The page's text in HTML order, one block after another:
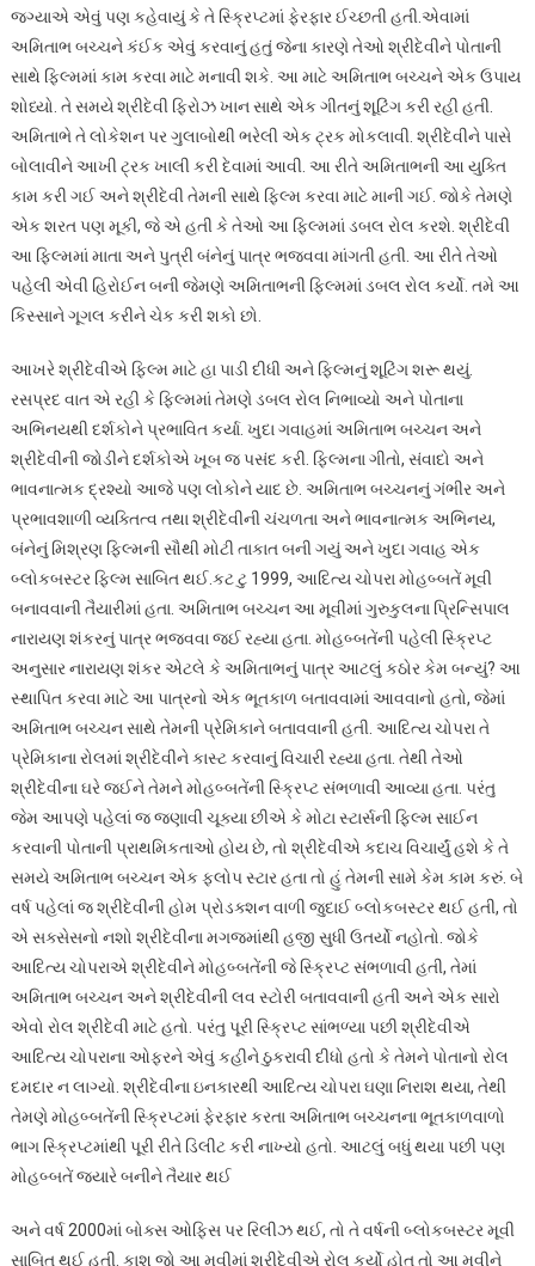
જગ્યાએ એવું પણ કહેવાયું કે તે સ્ક્રિપ્ટમાં ફેરફાર ઈચ્છતી હતી.એવામાં
અમિતાભ બચ્ચને કંઈક એવું કરવાનું હતું જેના કારણે તેઓ શ્રીદેવીને પોતાની
સાથે ફિલ્મમાં કામ કરવા માટે મનાવી શકે. આ માટે અમિતાભ બચ્ચને એક ઉપાય
શોધ્યો. તે સમયે શ્રીદેવી ફિરોઝ ખાન સાથે એક ગીતનું શૂટિંગ કરી રહી હતી.
અમિતાભે તે લોકેશન પર ગુલાબોથી ભરેલી એક ટ્રક મોકલાવી. શ્રીદેવીને પાસે
બોલાવીને આખી ટ્રક ખાલી કરી દેવામાં આવી. આ રીતે અમિતાભની આ યુક્તિ
કામ કરી ગઈ અને શ્રીદેવી તેમની સાથે ફિલ્મ કરવા માટે માની ગઈ. જોકે તેમણે
એક શરત પણ મૂકી, જે એ હતી કે તેઓ આ ફિલ્મમાં ડબલ રોલ કરશે. શ્રીદેવી
આ ફિલ્મમાં માતા અને પુત્રી બંનેનું પાત્ર ભજવવા માંગતી હતી. આ રીતે તેઓ
પહેલી એવી હિરોઈન બની જેમણે અમિતાભની ફિલ્મમાં ડબલ રોલ કર્યો. તમે આ
કિસ્સાને ગૂગલ કરીને ચેક કરી શકો છો.
આખરે શ્રીદેવીએ ફિલ્મ માટે હા પાડી દીધી અને ફિલ્મનું શૂટિંગ શરૂ થયું.
રસપ્રદ વાત એ રહી કે ફિલ્મમાં તેમણે ડબલ રોલ નિભાવ્યો અને પોતાના
અભિનયથી દર્શકોને પ્રભાવિત કર્યા. ખુદા ગવાહમાં અમિતાભ બચ્ચન અને
શ્રીદેવીની જોડીને દર્શકોએ ખૂબ જ પસંદ કરી. ફિલ્મના ગીતો, સંવાદો અને
ભાવનાત્મક દ્રશ્યો આજે પણ લોકોને યાદ છે. અમિતાભ બચ્ચનનું ગંભીર અને
પ્રભાવશાળી વ્યક્તિત્વ તથા શ્રીદેવીની ચંચળતા અને ભાવનાત્મક અભિનય,
બંનેનું મિશ્રણ ફિલ્મની સૌથી મોટી તાકાત બની ગયું અને ખુદા ગવાહ એક
બ્લોકબસ્ટર ફિલ્મ સાબિત થઈ.કટ ટુ 1999, આદિત્ય ચોપરા મોહબ્બતેં મૂવી
બનાવવાની તૈયારીમાં હતા. અમિતાભ બચ્ચન આ મૂવીમાં ગુરુકુલના પ્રિન્સિપાલ
નારાયણ શંકરનું પાત્ર ભજવવા જઈ રહ્યા હતા. મોહબ્બતેંની પહેલી સ્ક્રિપ્ટ
અનુસાર નારાયણ શંકર એટલે કે અમિતાભનું પાત્ર આટલું કઠોર કેમ બન્યું? આ
સ્થાપિત કરવા માટે આ પાત્રનો એક ભૂતકાળ બતાવવામાં આવવાનો હતો, જેમાં
અમિતાભ બચ્ચન સાથે તેમની પ્રેમિકાને બતાવવાની હતી. આદિત્ય ચોપરા તે
પ્રેમિકાના રોલમાં શ્રીદેવીને કાસ્ટ કરવાનું વિચારી રહ્યા હતા. તેથી તેઓ
શ્રીદેવીના ઘરે જઈને તેમને મોહબ્બતેંની સ્ક્રિપ્ટ સંભળાવી આવ્યા હતા. પરંતુ
જેમ આપણે પહેલાં જ જણાવી ચૂક્યા છીએ કે મોટા સ્ટાર્સની ફિલ્મ સાઈન
કરવાની પોતાની પ્રાથમિકતાઓ હોય છે, તો શ્રીદેવીએ કદાચ વિચાર્યું હશે કે તે
સમયે અમિતાભ બચ્ચન એક ફ્લોપ સ્ટાર હતા તો હું તેમની સામે કેમ કામ કરું. બે
વર્ષ પહેલાં જ શ્રીદેવીની હોમ પ્રોડક્શન વાળી જુદાઈ બ્લોકબસ્ટર થઈ હતી, તો
એ સક્સેસનો નશો શ્રીદેવીના મગજમાંથી હજી સુધી ઉતર્યો નહોતો. જોકે
આદિત્ય ચોપરાએ શ્રીદેવીને મોહબ્બતેંની જે સ્ક્રિપ્ટ સંભળાવી હતી, તેમાં
અમિતાભ બચ્ચન અને શ્રીદેવીની લવ સ્ટોરી બતાવવાની હતી અને એક સારો
એવો રોલ શ્રીદેવી માટે હતો. પરંતુ પૂરી સ્ક્રિપ્ટ સાંભળ્યા પછી શ્રીદેવીએ
આદિત્ય ચોપરાના ઓફરને એવું કહીને ઠુકરાવી દીધો હતો કે તેમને પોતાનો રોલ
દમદાર ન લાગ્યો. શ્રીદેવીના ઇનકારથી આદિત્ય ચોપરા ઘણા નિરાશ થયા, તેથી
તેમણે મોહબ્બતેંની સ્ક્રિપ્ટમાં ફેરફાર કરતા અમિતાભ બચ્ચનના ભૂતકાળવાળો
ભાગ સ્ક્રિપ્ટમાંથી પૂરી રીતે ડિલીટ કરી નાખ્યો હતો. આટલું બધું થયા પછી પણ
મોહબ્બતેં જ્યારે બનીને તૈયાર થઈ
અને વર્ષ 2000માં બોક્સ ઓફિસ પર રિલીઝ થઈ, તો તે વર્ષની બ્લોકબસ્ટર મૂવી
સાબિત થઈ હતી. કાશ જો આ મૂવીમાં શ્રીદેવીએ રોલ કર્યો હોત તો આ મૂવીને